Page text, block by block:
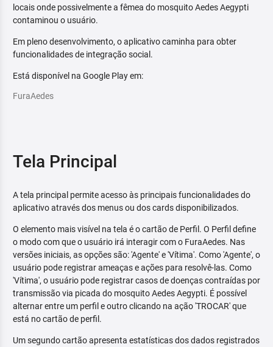
locais onde possivelmente a fêmea do mosquito Aedes Aegypti
contaminou o usuário.
Em pleno desenvolvimento, o aplicativo caminha para obter
funcionalidades de integração social.
Está disponível na Google Play em:
FuraAedes
Tela Principal
A tela principal permite acesso às principais funcionalidades do
aplicativo através dos menus ou dos cards disponibilizados.
O elemento mais visível na tela é o cartão de Perfil. O Perfil define
o modo com que o usuário irá interagir com o FuraAedes. Nas
versões iniciais, as opções são: 'Agente' e 'Vítima'. Como 'Agente', o
usuário pode registrar ameaças e ações para resolvê-las. Como
'Vítima', o usuário pode registrar casos de doenças contraídas por
transmissão via picada do mosquito Aedes Aegypti. É possível
alternar entre um perfil e outro clicando na ação 'TROCAR' que
está no cartão de perfil.
Um segundo cartão apresenta estatísticas dos dados registrados